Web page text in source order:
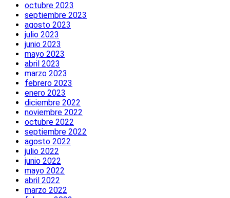
octubre 2023
septiembre 2023
agosto 2023
julio 2023
junio 2023
mayo 2023
abril 2023
marzo 2023
febrero 2023
enero 2023
diciembre 2022
noviembre 2022
octubre 2022
septiembre 2022
agosto 2022
julio 2022
junio 2022
mayo 2022
abril 2022
marzo 2022